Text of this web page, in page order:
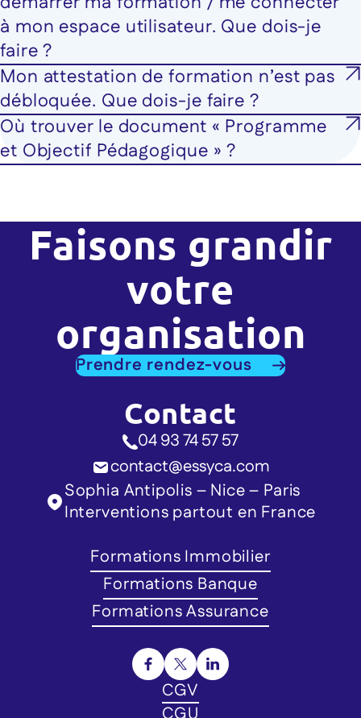
à mon espace utilisateur. Que dois-je
faire ?
Mon attestation de formation n’est pas
débloquée. Que dois-je faire ?
Où trouver le document « Programme
et Objectif Pédagogique » ?
Faisons grandir
votre
organisation
Prendre rendez-vous
Contact
04 93 74 57 57
contact@essyca.com
Sophia Antipolis – Nice – Paris
Interventions partout en France
Formations Immobilier
Formations Banque
Formations Assurance
CGV